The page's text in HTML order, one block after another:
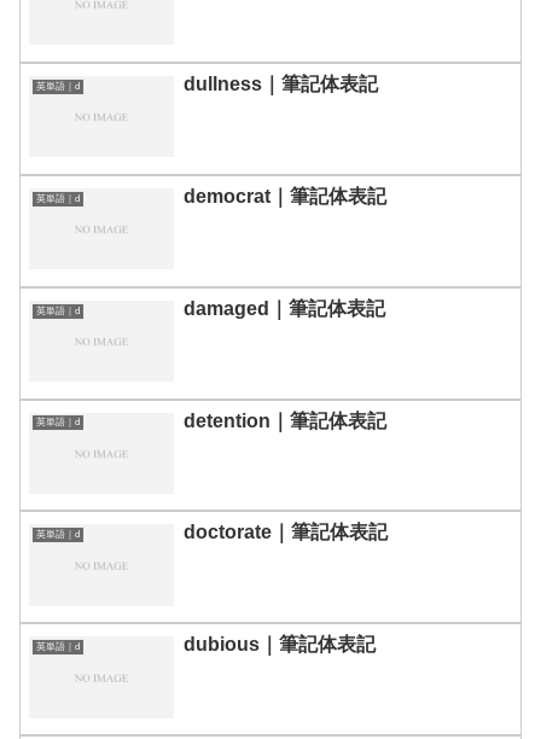
英単語｜d dullness｜筆記体表記
英単語｜d democrat｜筆記体表記
英単語｜d damaged｜筆記体表記
英単語｜d detention｜筆記体表記
英単語｜d doctorate｜筆記体表記
英単語｜d dubious｜筆記体表記